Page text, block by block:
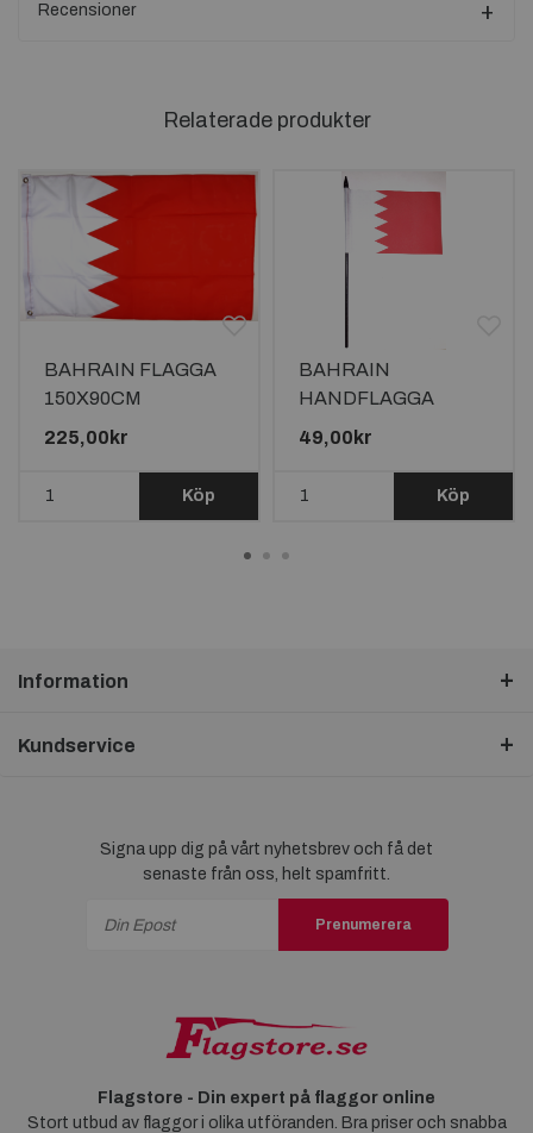
Recensioner
Relaterade produkter
BAHRAIN FLAGGA
150X90CM
225,00kr
Köp
BAHRAIN
HANDFLAGGA
23X15CM
49,00kr
Köp
Information
Kundservice
Signa upp dig på vårt nyhetsbrev och få det
senaste från oss, helt spamfritt.
Prenumerera
Flagstore - Din expert på flaggor online
Stort utbud av flaggor i olika utföranden. Bra priser och snabba